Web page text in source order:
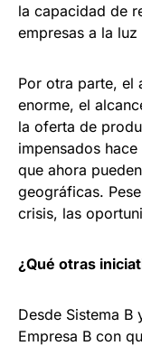
la capacidad de
empresas a la
Por otra parte, el
enorme, el
la oferta de
impensados
que ahora
geográficas.
crisis, las
¿Qué otras
Desde Sistema B
Empresa B con